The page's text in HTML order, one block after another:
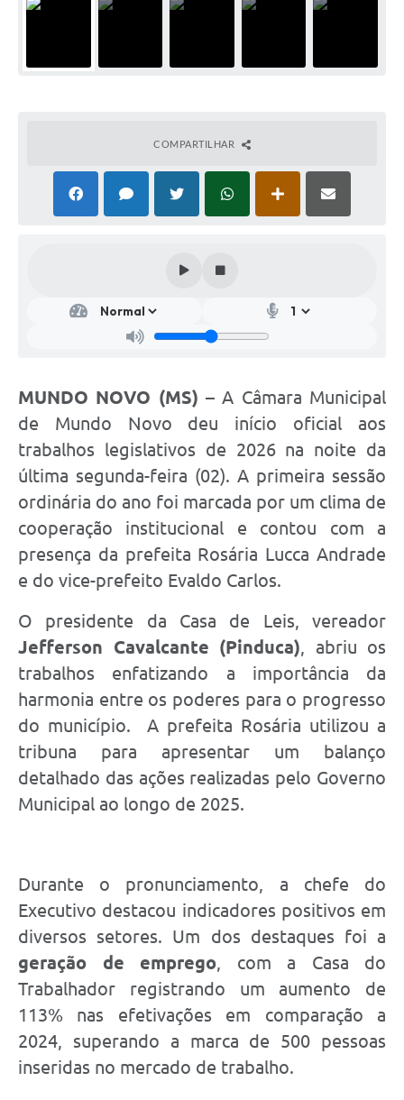
COMPARTILHAR
MUNDO NOVO (MS) – A Câmara Municipal
de Mundo Novo deu início oficial aos
trabalhos legislativos de 2026 na noite da
última segunda-feira (02). A primeira sessão
ordinária do ano foi marcada por um clima de
cooperação institucional e contou com a
presença da prefeita Rosária Lucca Andrade
e do vice-prefeito Evaldo Carlos.
O presidente da Casa de Leis, vereador
Jefferson Cavalcante (Pinduca) , abriu os
trabalhos enfatizando a importância da
harmonia entre os poderes para o progresso
do município. A prefeita Rosária utilizou a
tribuna para apresentar um balanço
detalhado das ações realizadas pelo Governo
Municipal ao longo de 2025.
Durante o pronunciamento, a chefe do
Executivo destacou indicadores positivos em
diversos setores. Um dos destaques foi a
geração de emprego , com a Casa do
Trabalhador registrando um aumento de
113% nas efetivações em comparação a
2024, superando a marca de 500 pessoas
inseridas no mercado de trabalho.